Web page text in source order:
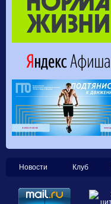
Новости Клуб